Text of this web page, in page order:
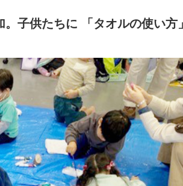
子供たちに 「タオルの使い方